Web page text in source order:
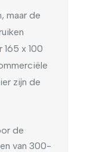
maar de
x 100
zijn de
de
van 300-